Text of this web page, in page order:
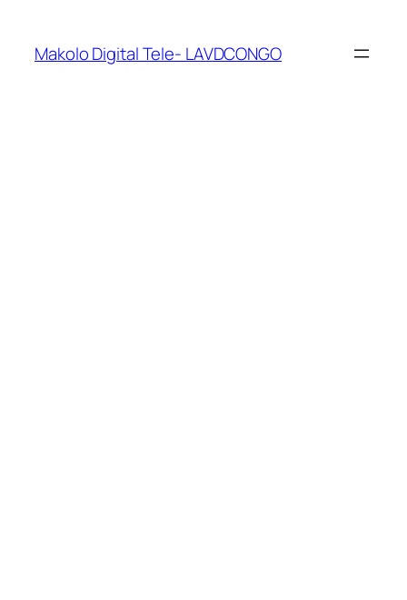
Makolo Digital Tele- LAVDCONGO